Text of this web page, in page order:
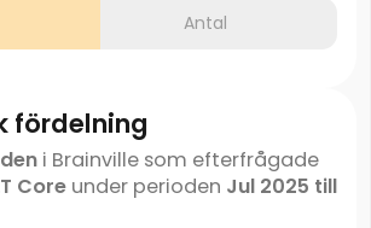
Antal
fördelning
i Brainville som efterfrågade
Coreunder perioden Jul 2025 till